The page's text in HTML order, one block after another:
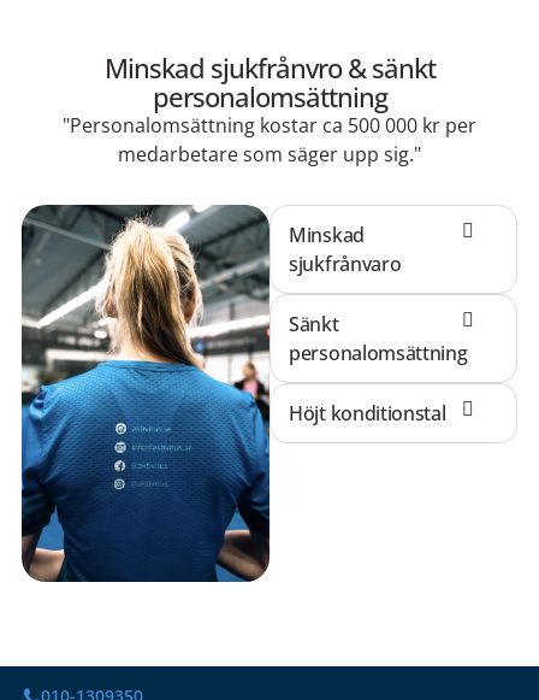
Minskad sjukfrånvro & sänkt
personalomsättning
"Personalomsättning kostar ca 500 000 kr per
medarbetare som säger upp sig."
Minskad
sjukfrånvaro
Sänkt
personalomsättning
Höjt konditionstal